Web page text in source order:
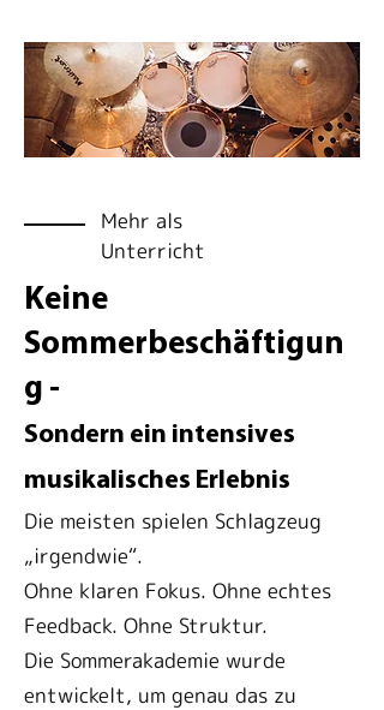
Mehr als
Unterricht
Keine
Sommerbeschäftigun
g -
Sondern ein intensives
musikalisches Erlebnis
Die meisten spielen Schlagzeug
„irgendwie“.
Ohne klaren Fokus. Ohne echtes
Feedback. Ohne Struktur.
Die Sommerakademie wurde
entwickelt, um genau das zu